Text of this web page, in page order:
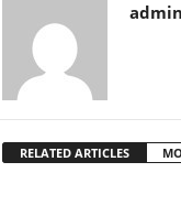
admin
RELATED ARTICLES